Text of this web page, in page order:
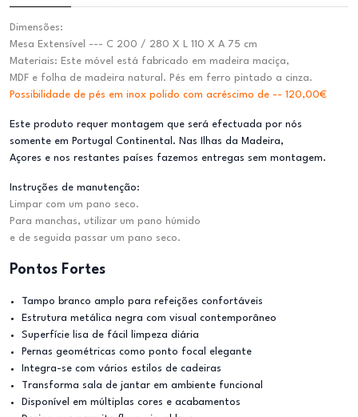
Dimensões:
Mesa Extensível --- C 200 / 280 X L 110 X A 75 cm
Materiais: Este móvel está fabricado em madeira maciça,
MDF e folha de madeira natural. Pés em ferro pintado a cinza.
Possibilidade de pés em inox polido com acréscimo de -- 120,00€
Este produto requer montagem que será efectuada por nós
somente em Portugal Continental. Nas Ilhas da Madeira,
Açores e nos restantes países fazemos entregas sem montagem.
Instruções de manutenção:
Limpar com um pano seco.
Para manchas, utilizar um pano húmido
e de seguida passar um pano seco.
Pontos Fortes
Tampo branco amplo para refeições confortáveis
Estrutura metálica negra com visual contemporâneo
Superfície lisa de fácil limpeza diária
Pernas geométricas como ponto focal elegante
Integra-se com vários estilos de cadeiras
Transforma sala de jantar em ambiente funcional
Disponível em múltiplas cores e acabamentos